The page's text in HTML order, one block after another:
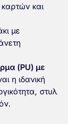
και
με
(PU) με
η ιδανική
στυλ